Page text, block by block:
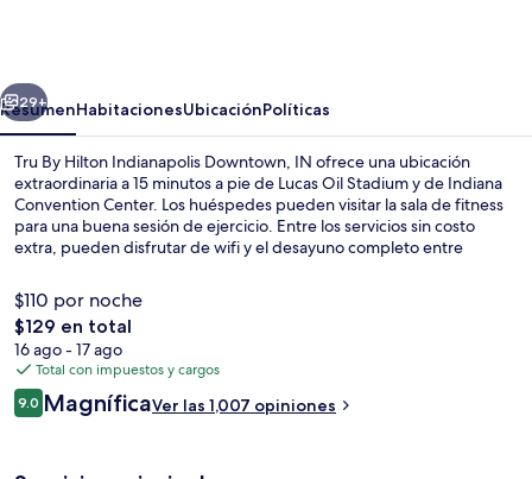
Downtown,
IN
Siguiente
29+
ResumenHabitacionesUbicaciónPolíticas
Tru By Hilton Indianapolis Downtown, IN ofrece una ubicación
extraordinaria a 15 minutos a pie de Lucas Oil Stadium y de Indiana
Convention Center. Los huéspedes pueden visitar la sala de fitness
para una buena sesión de ejercicio. Entre los servicios sin costo
extra, pueden disfrutar de wifi y el desayuno completo entre
Fieldhouse como White River State Park están a solo cinco minutos
en auto. Otros visitantes hablan maravillas de las amenidades y
características como el personal amable y el desayuno.
$110 por noche
El
precio
total
es
de
$129 en total
16 ago - 17 ago
Total con impuestos y cargos
Opiniones
9.09.0 de 10,
MagníficaVer las 1,007 opiniones